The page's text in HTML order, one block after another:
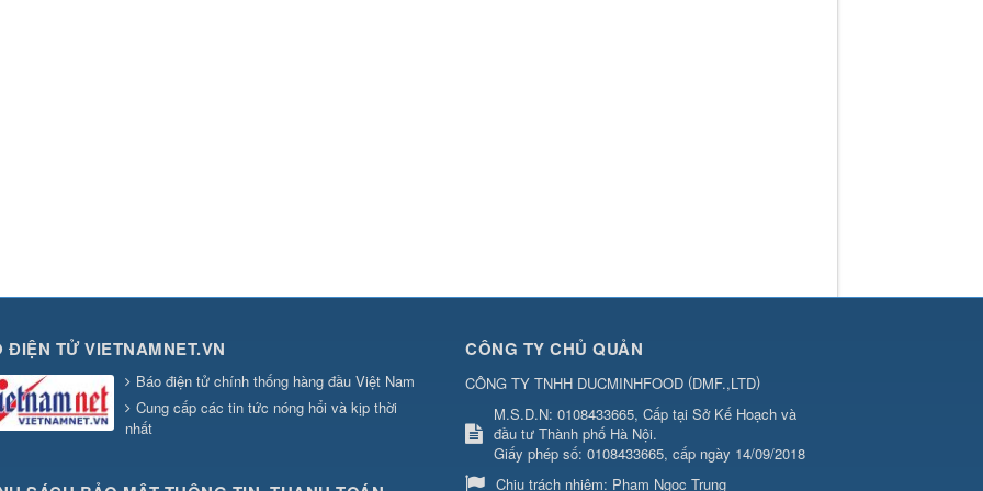
ĐIỆN TỬ VIETNAMNET.VN
Báo điện tử chính thống hàng đầu Việt Nam
Cung cấp các tin tức nóng hổi và kịp thời
nhất
CÔNG TY CHỦ QUẢN
CÔNG TY TNHH DUCMINHFOOD (DMF.,LTD)
M.S.D.N: 0108433665, Cấp tại Sở Kế Hoạch và
đầu tư Thành phố Hà Nội.
Giấy phép số: 0108433665, cấp ngày 14/09/2018
Chịu trách nhiệm: Phạm Ngọc Trung